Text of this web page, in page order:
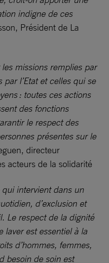
indigne de ces
Président de La
missions remplies par
l’Etat et celles qui se
: toutes ces actions
des fonctions
le respect des
présentes sur le
directeur
acteurs de la solidarité
qui intervient dans un
d’exclusion et
Le respect de la dignité
laver est essentiel à la
d’hommes, femmes,
besoin de soin est